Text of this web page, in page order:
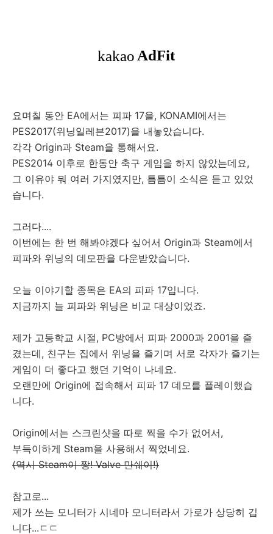
요며칠 동안 EA에서는 피파 17을, KONAMI에서는
PES2017(위닝일레븐2017)을 내놓았습니다.
각각 Origin과 Steam을 통해서요.
PES2014 이후로 한동안 축구 게임을 하지 않았는데요,
그 이유야 뭐 여러 가지였지만, 틈틈이 소식은 듣고 있었
습니다.
그러다....
이번에는 한 번 해봐야겠다 싶어서 Origin과 Steam에서
피파와 위닝의 데모판을 다운받았습니다.
오늘 이야기할 종목은 EA의 피파 17입니다.
지금까지 늘 피파와 위닝은 비교 대상이었죠.
제가 고등학교 시절, PC방에서 피파 2000과 2001을 즐
겼는데, 친구는 집에서 위닝을 즐기며 서로 각자가 즐기는
게임이 더 좋다고 했던 기억이 나네요.
오랜만에 Origin에 접속해서 피파 17 데모를 플레이했습
니다.
Origin에서는 스크린샷을 따로 찍을 수가 없어서,
부득이하게 Steam을 사용해서 찍었네요.
(역시 Steam이 짱! Valve 만쉐이!)
참고로...
제가 쓰는 모니터가 시네마 모니터라서 가로가 상당히 깁
니다...ㄷㄷ